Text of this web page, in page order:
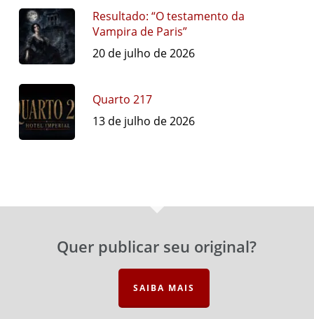
Resultado: “O testamento da
Vampira de Paris”
20 de julho de 2026
Quarto 217
13 de julho de 2026
Quer publicar seu original?
SAIBA MAIS